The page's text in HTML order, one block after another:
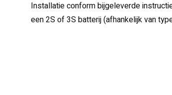
Installatie conform bijgeleverde
een 2S of 3S batterij (afhankelijk van